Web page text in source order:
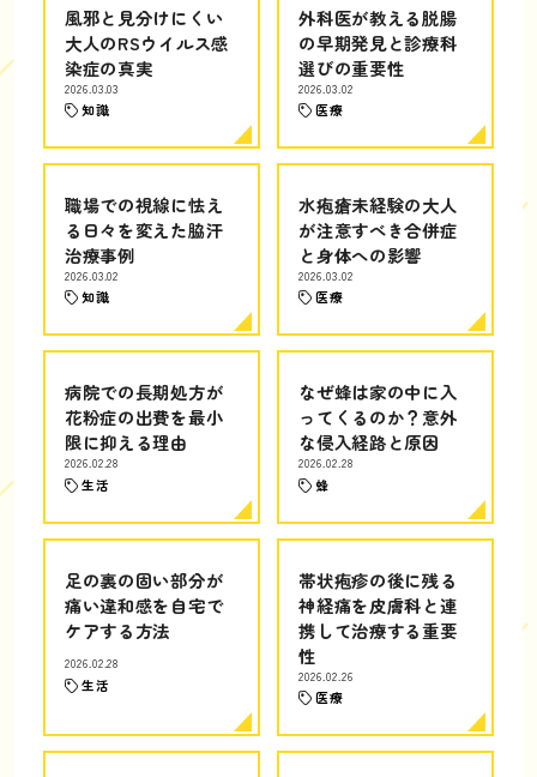
風邪と見分けにくい
大人のRSウイルス感
染症の真実
2026.03.03
知識
外科医が教える脱腸
の早期発見と診療科
選びの重要性
2026.03.02
医療
職場での視線に怯え
る日々を変えた脇汗
治療事例
2026.03.02
知識
水疱瘡未経験の大人
が注意すべき合併症
と身体への影響
2026.03.02
医療
病院での長期処方が
花粉症の出費を最小
限に抑える理由
2026.02.28
生活
なぜ蜂は家の中に入
ってくるのか？意外
な侵入経路と原因
2026.02.28
蜂
足の裏の固い部分が
痛い違和感を自宅で
ケアする方法
2026.02.28
生活
帯状疱疹の後に残る
神経痛を皮膚科と連
携して治療する重要
性
2026.02.26
医療